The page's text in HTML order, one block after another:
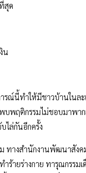
สุด
รณ์นี้ทำให้มีชาวบ้านในล
บพฤติกรรมไม่ชอบมาพา
ไล่กันอีกครั้ง
ม ทางสำนักงานพัฒนาสัง
ร้ายร่างกาย ทารุณกรรม